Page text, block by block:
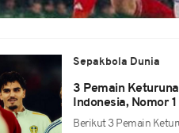
Sepakbola Dunia
3 Pemain
Indonesia, Nomor
Berikut 3 Pemain